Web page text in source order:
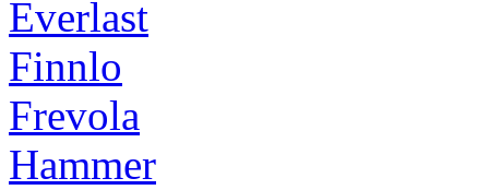
Everlast
Finnlo
Frevola
Hammer